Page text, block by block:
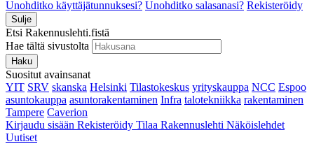
Unohditko käyttäjätunnuksesi? Unohditko salasanasi? Rekisteröidy
Sulje
Etsi Rakennuslehti.fistä
Hae tältä sivustolta
Haku
Suositut avainsanat
YIT SRV skanska Helsinki Tilastokeskus yrityskauppa NCC Espoo
asuntokauppa asuntorakentaminen Infra talotekniikka rakentaminen
Tampere Caverion
Kirjaudu sisään Rekisteröidy Tilaa Rakennuslehti Näköislehdet
Uutiset